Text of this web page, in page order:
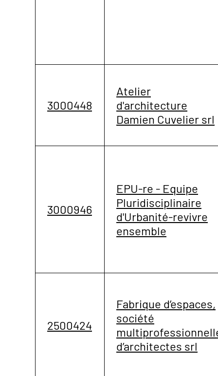
3000448
Atelier
d'architecture
Damien Cuvelier srl
3000946
EPU-re - Equipe
Pluridisciplinaire
d'Urbanité-revivre
ensemble
2500424
Fabrique d’espaces,
société
d’architectes srl